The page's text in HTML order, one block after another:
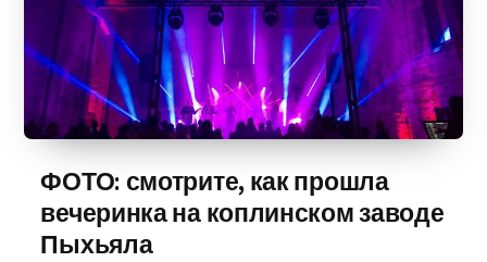
ФОТО: смотрите, как прошла
вечеринка на коплинском заводе
Пыхьяла